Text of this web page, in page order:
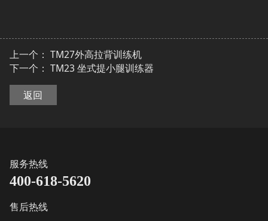
上一个： TM27外高拉背训练机
下一个： TM23 坐式提小腿训练器
返回
服务热线
400-618-5620
售后热线